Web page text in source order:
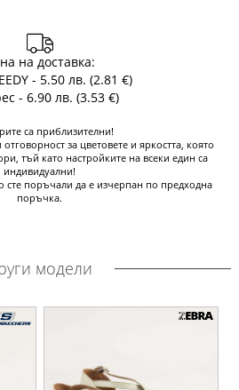
на доставка:
- 5.50 лв. (2.81 €)
- 6.90 лв. (3.53 €)
са приблизителни!
за цветовете и яркостта, която
тъй като настройките на всеки един са
индивидуални!
поръчали да е изчерпан по предходна
поръчка.
модели